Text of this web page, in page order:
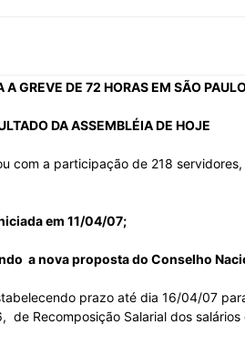
do
A GREVE DE 72 HORAS EM SÃO
DA ASSEMBLÉIA DE HOJE
com a participação de 218
em 11/04/07;
a nova proposta do Conselho
prazo até dia 16/04/07
de Recomposição Salarial dos